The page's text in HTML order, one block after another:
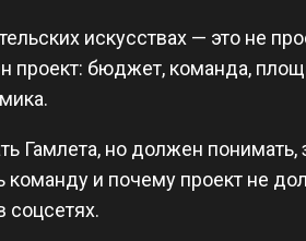
искусствах — это не
проект: бюджет, команда,
Гамлета, но должен понимать,
команду и почему проект не
соцсетях.